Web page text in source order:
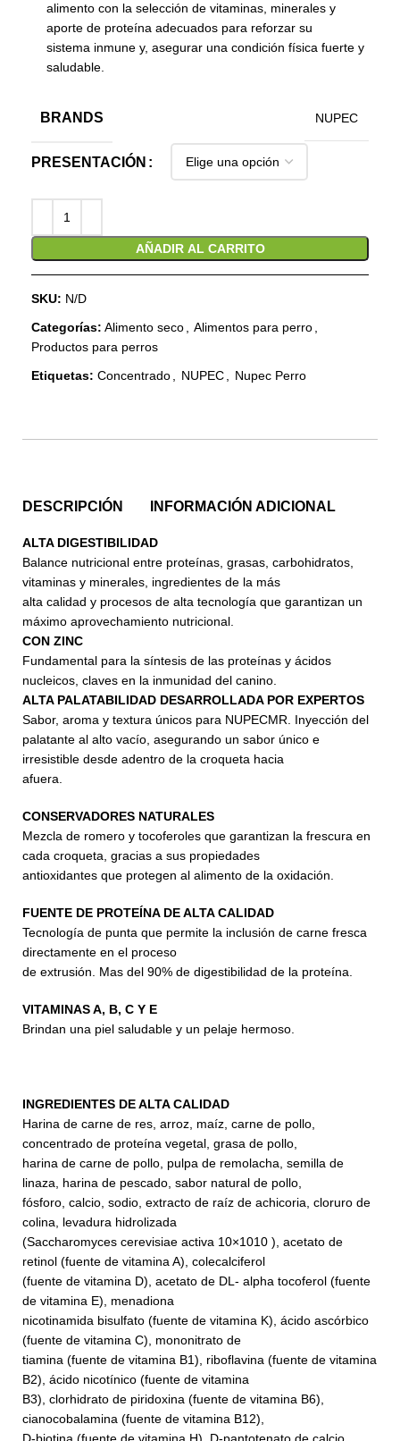
alimento con la selección de vitaminas, minerales y
aporte de proteína adecuados para reforzar su
sistema inmune y, asegurar una condición física fuerte y
saludable.
BRANDS NUPEC
PRESENTACIÓN
AÑADIR AL CARRITO
SKU: N/D
Categorías: Alimento seco Alimentos para perro
Productos para perros
Etiquetas: Concentrado NUPEC Nupec Perro
DESCRIPCIÓN INFORMACIÓN ADICIONAL
ALTA DIGESTIBILIDAD
Balance nutricional entre proteínas, grasas, carbohidratos,
vitaminas y minerales, ingredientes de la más
alta calidad y procesos de alta tecnología que garantizan un
máximo aprovechamiento nutricional.
CON ZINC
Fundamental para la síntesis de las proteínas y ácidos
nucleicos, claves en la inmunidad del canino.
ALTA PALATABILIDAD DESARROLLADA POR EXPERTOS
Sabor, aroma y textura únicos para NUPECMR. Inyección del
palatante al alto vacío, asegurando un sabor único e
irresistible desde adentro de la croqueta hacia
afuera.
CONSERVADORES NATURALES
Mezcla de romero y tocoferoles que garantizan la frescura en
cada croqueta, gracias a sus propiedades
antioxidantes que protegen al alimento de la oxidación.
FUENTE DE PROTEÍNA DE ALTA CALIDAD
Tecnología de punta que permite la inclusión de carne fresca
directamente en el proceso
de extrusión. Mas del 90% de digestibilidad de la proteína.
VITAMINAS A, B, C Y E
Brindan una piel saludable y un pelaje hermoso.
INGREDIENTES DE ALTA CALIDAD
Harina de carne de res, arroz, maíz, carne de pollo,
concentrado de proteína vegetal, grasa de pollo,
harina de carne de pollo, pulpa de remolacha, semilla de
linaza, harina de pescado, sabor natural de pollo,
fósforo, calcio, sodio, extracto de raíz de achicoria, cloruro de
colina, levadura hidrolizada
(Saccharomyces cerevisiae activa 10×1010 ), acetato de
retinol (fuente de vitamina A), colecalciferol
(fuente de vitamina D), acetato de DL- alpha tocoferol (fuente
de vitamina E), menadiona
nicotinamida bisulfato (fuente de vitamina K), ácido ascórbico
(fuente de vitamina C), mononitrato de
tiamina (fuente de vitamina B1), riboflavina (fuente de vitamina
B2), ácido nicotínico (fuente de vitamina
B3), clorhidrato de piridoxina (fuente de vitamina B6),
cianocobalamina (fuente de vitamina B12),